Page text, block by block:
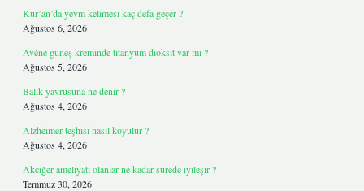
Kur’an’da yevm kelimesi kaç defa geçer ?
Ağustos 6, 2026
Avène güneş kreminde titanyum dioksit var mı ?
Ağustos 5, 2026
Balık yavrusuna ne denir ?
Ağustos 4, 2026
Alzheimer teşhisi nasıl koyulur ?
Ağustos 4, 2026
Akciğer ameliyatı olanlar ne kadar sürede iyileşir ?
Temmuz 30, 2026